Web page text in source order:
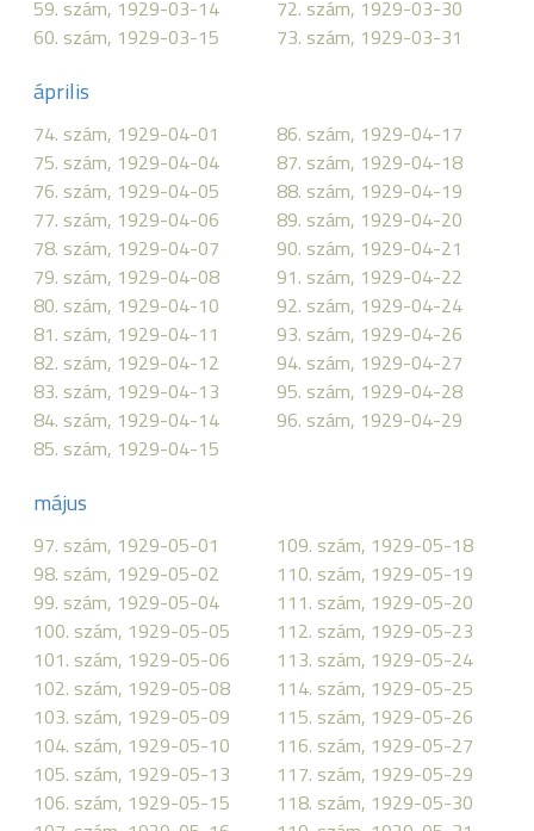
59. szám, 1929-03-14
60. szám, 1929-03-15
72. szám, 1929-03-30
73. szám, 1929-03-31
április
74. szám, 1929-04-01
75. szám, 1929-04-04
76. szám, 1929-04-05
77. szám, 1929-04-06
78. szám, 1929-04-07
79. szám, 1929-04-08
80. szám, 1929-04-10
81. szám, 1929-04-11
82. szám, 1929-04-12
83. szám, 1929-04-13
84. szám, 1929-04-14
85. szám, 1929-04-15
86. szám, 1929-04-17
87. szám, 1929-04-18
88. szám, 1929-04-19
89. szám, 1929-04-20
90. szám, 1929-04-21
91. szám, 1929-04-22
92. szám, 1929-04-24
93. szám, 1929-04-26
94. szám, 1929-04-27
95. szám, 1929-04-28
96. szám, 1929-04-29
május
97. szám, 1929-05-01
98. szám, 1929-05-02
99. szám, 1929-05-04
100. szám, 1929-05-05
101. szám, 1929-05-06
102. szám, 1929-05-08
103. szám, 1929-05-09
104. szám, 1929-05-10
105. szám, 1929-05-13
106. szám, 1929-05-15
109. szám, 1929-05-18
110. szám, 1929-05-19
111. szám, 1929-05-20
112. szám, 1929-05-23
113. szám, 1929-05-24
114. szám, 1929-05-25
115. szám, 1929-05-26
116. szám, 1929-05-27
117. szám, 1929-05-29
118. szám, 1929-05-30